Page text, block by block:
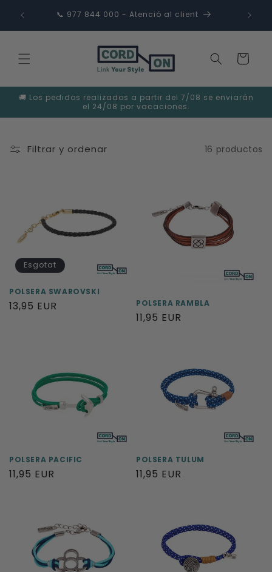
directament📞 977 844 000 - Atenció al client ✉️
Cistella
🚚 Los pedidos realizados a partir del 7/08 se enviarán
el 24/08 por vacaciones.
Filtrar y ordenar 16 productos
Esgotat
POLSERA SWAROVSKI
Preu
13,95 EUR POLSERA RAMBLA
Preu
11,95 EUR
POLSERA PACIFIC
Preu
11,95 EUR
POLSERA TULUM
Preu
11,95 EUR